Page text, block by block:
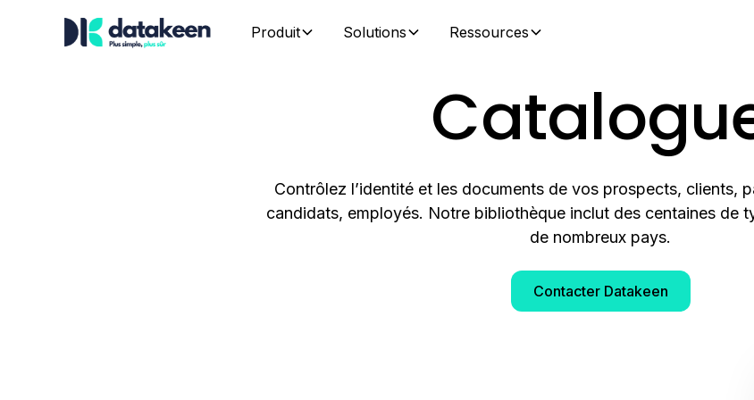
Produit Solutions Ressources
Contrôlez l’identité et les documents de vos prospects, clients,
candidats, employés. Notre bibliothèque inclut des centaines de
de nombreux pays.
Contacter Datakeen